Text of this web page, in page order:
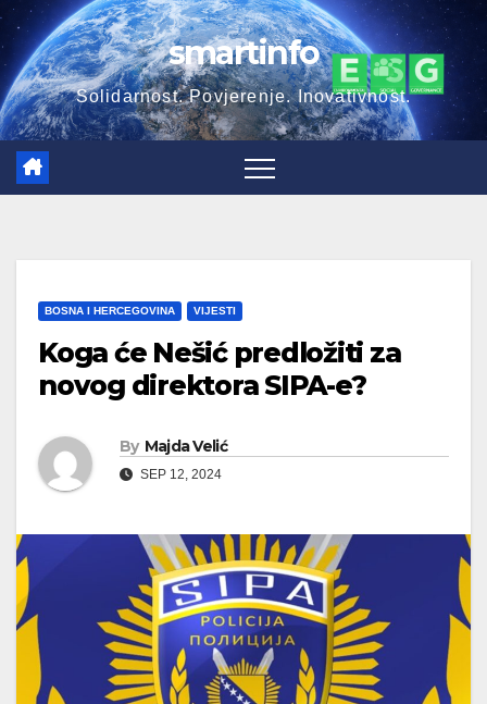
Skip
to
content
smartinfo
Solidarnost. Povjerenje. Inovativnost.
BOSNA I HERCEGOVINA VIJESTI
Koga će Nešić predložiti za
novog direktora SIPA-e?
By Majda Velić
SEP 12, 2024